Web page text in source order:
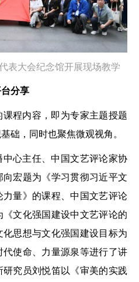
表大会纪念馆开展现场教学
分享
程内容，即为专家主题授题
础，同时也聚焦微观视角。
心主任、中国文艺评论家协
宏题为《学习贯彻习近平文
量》的课程、中国文艺评论
文化强国建设中文艺评论的
思想与文化强国建设目标为
使命、力量源泉等进行了讲
究员刘悦笛以《审美的实践